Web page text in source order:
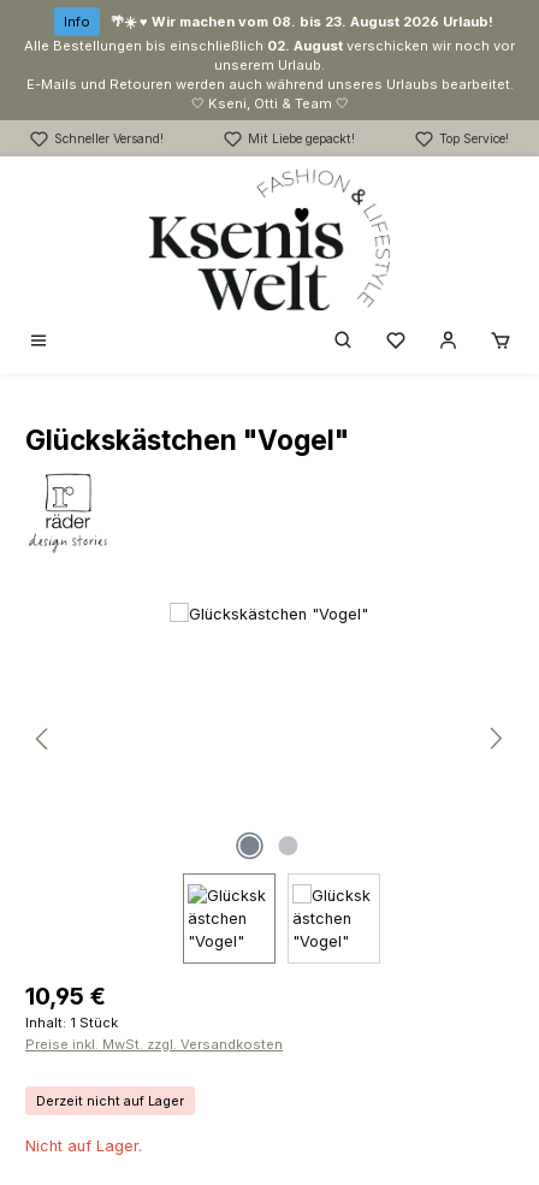
Zum Hauptinhalt springen
Info
🌴☀️ ♥ Wir machen vom 08. bis 23. August 2026 Urlaub!
Alle Bestellungen bis einschließlich 02. August verschicken wir noch vor
unserem Urlaub.
E-Mails und Retouren werden auch während unseres Urlaubs bearbeitet.
🤍 Kseni, Otti & Team 🤍
Schneller Versand! Mit Liebe gepackt! Top Service!
Du hast 0
Glückskästchen "Vogel"
Bildergalerie überspringen
Regulärer Preis:
10,95 €
Inhalt: 1 Stück
Preise inkl. MwSt. zzgl. Versandkosten
Derzeit nicht auf Lager
Nicht auf Lager.